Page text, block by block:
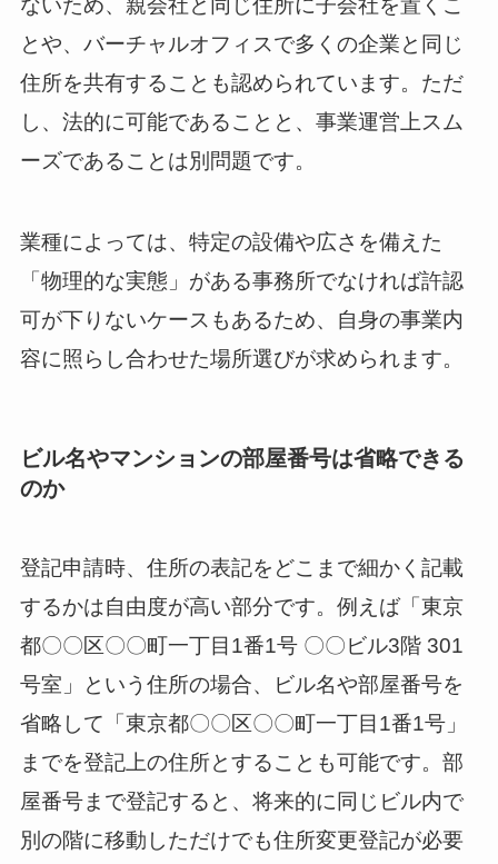
ないため、親会社と同じ住所に子会社を置くこ
とや、バーチャルオフィスで多くの企業と同じ
住所を共有することも認められています。ただ
し、法的に可能であることと、事業運営上スム
ーズであることは別問題です。
業種によっては、特定の設備や広さを備えた
「物理的な実態」がある事務所でなければ許認
可が下りないケースもあるため、自身の事業内
容に照らし合わせた場所選びが求められます。
ビル名やマンションの部屋番号は省略できる
のか
登記申請時、住所の表記をどこまで細かく記載
するかは自由度が高い部分です。例えば「東京
都〇〇区〇〇町一丁目1番1号 〇〇ビル3階 301
号室」という住所の場合、ビル名や部屋番号を
省略して「東京都〇〇区〇〇町一丁目1番1号」
までを登記上の住所とすることも可能です。部
屋番号まで登記すると、将来的に同じビル内で
別の階に移動しただけでも住所変更登記が必要